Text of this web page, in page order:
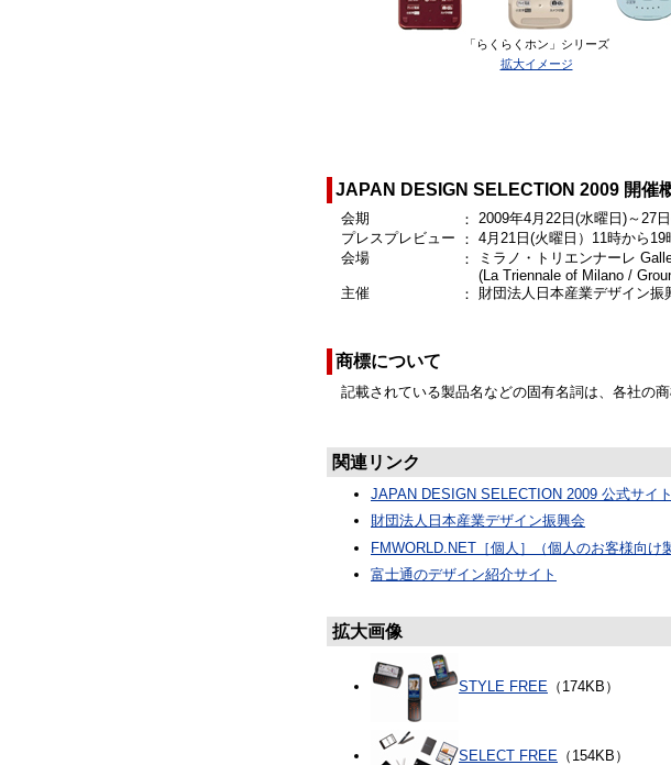
「らくらくホン」シリーズ
拡大イメージ
JAPAN DESIGN SELECTION 2009 開催
会期 ： 2009年4月22日(水曜日)～27
プレスプレビュー ： 4月21日(火曜日）11時から19
会場
：
ミラノ・トリエンナーレ
(La Triennale of Milano /
主催
： 財団法人日本産業デザイン振
商標について
記載されている製品名などの固有名詞は、各社の商
関連リンク
JAPAN DESIGN SELECTION 2009 公式サイト
財団法人日本産業デザイン振興会
FMWORLD.NET［個人］（個人のお客様向け
富士通のデザイン紹介サイト
拡大画像
STYLE FREE （174KB）
SELECT FREE （154KB）